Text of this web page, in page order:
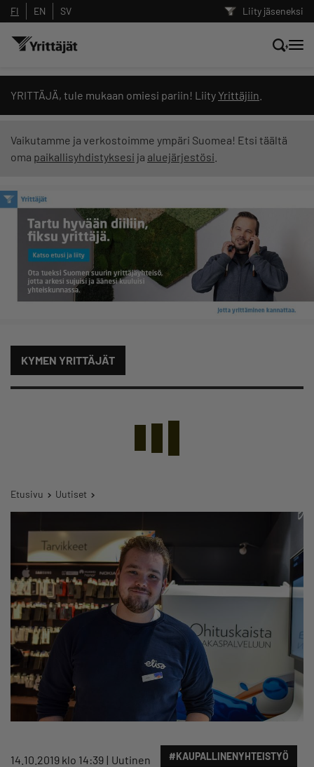
Liity jäseneksi
FI EN SV
YRITTÄJÄ, tule mukaan omiesi pariin! Liity Yrittäjiin
Vaikutamme ja verkostoimme ympäri Suomea! Etsi täältä
oma paikallisyhdistyksesi ja aluejärjestösi
KYMEN YRITTÄJÄT
Etusivu Uutiset
14.10.2019 klo 14:39 Uutinen #KAUPALLINENYHTEISTYÖ
Hae sivustolta tai kysy suoraan
Yrittäjien tekoälyltä
Suodata hakutuloksia: näytä kaikki sisältö